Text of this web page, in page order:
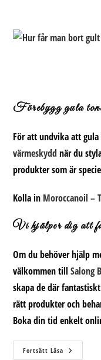
Förebygg gula
För att undvika att
värmeskydd när du
produkter som är
Kolla in Moroccanoil –
Vi hjälper dig att
Om du behöver hjälp
välkommen tillSalong
skapa de där
rätt produkter och
Boka din tid enkelt
Fortsätt Läsa Hur